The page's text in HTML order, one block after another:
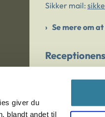
giver du
blandt andet til
Sikker mail:
Se mere om
Er du